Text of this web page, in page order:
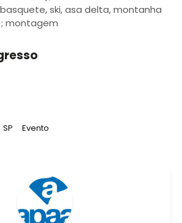
ski, asa delta, montanha
montagem
Tag:
Evento